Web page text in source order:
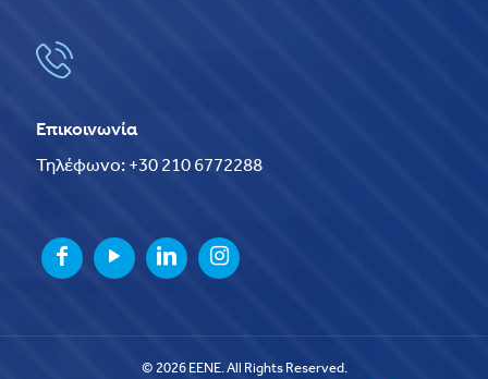
Επικοινωνία
Τηλέφωνο: +30 210 6772288
© 2026 EENE. All Rights Reserved.